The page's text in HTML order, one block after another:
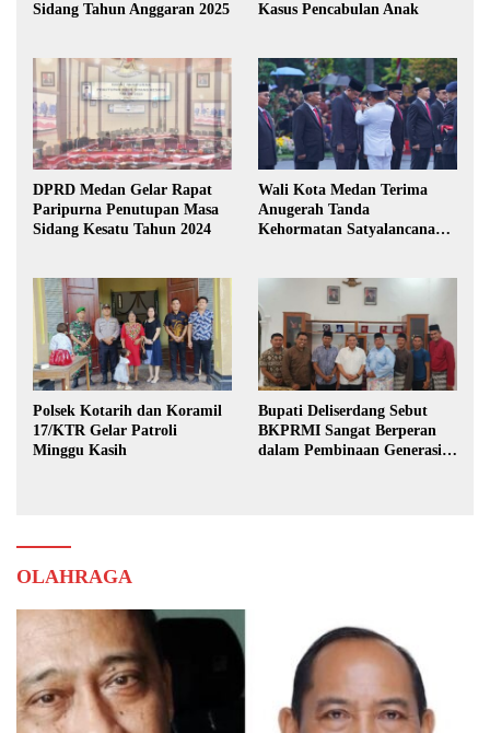
Sidang Tahun Anggaran 2025
Kasus Pencabulan Anak
DPRD Medan Gelar Rapat
Paripurna Penutupan Masa
Sidang Kesatu Tahun 2024
Wali Kota Medan Terima
Anugerah Tanda
Kehormatan Satyalancana
Polsek Kotarih dan Koramil
17/KTR Gelar Patroli
Minggu Kasih
Bupati Deliserdang Sebut
BKPRMI Sangat Berperan
dalam Pembinaan Generasi
OLAHRAGA